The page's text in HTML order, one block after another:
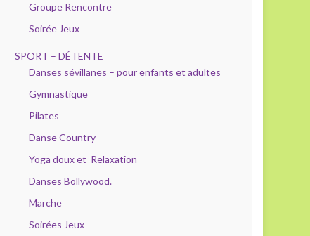
Groupe Rencontre
Soirée Jeux
SPORT – DÉTENTE
Danses sévillanes – pour enfants et adultes
Gymnastique
Pilates
Danse Country
Yoga doux et Relaxation
Danses Bollywood.
Marche
Soirées Jeux